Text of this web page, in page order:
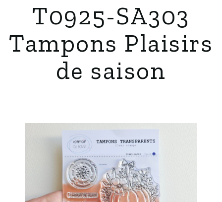
T0925-SA303
Tampons Plaisirs
de saison